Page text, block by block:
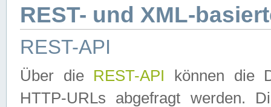
REST- und XML-
REST-API
Über die REST-API können die
HTTP-URLs abgefragt werden.